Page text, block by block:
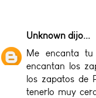
Unknown dijo...
Me encanta tu
encantan los
los zapatos de
tenerlo muy